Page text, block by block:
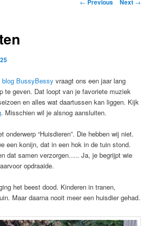
← Previous Next →
blog BussyBessy vraagt ons een jaar lang
te geven. Dat loopt van je favoriete muziek
en alles wat daartussen kan liggen. Kijk
. Misschien wil je alsnog aansluiten.
onderwerp “Huisdieren”. Die hebben wij niet.
een konijn, dat in een hok in de tuin stond.
dat samen verzorgen….. Ja, je begrijpt wie
opdraaide.
het beest dood. Kinderen in tranen,
Maar daarna nooit meer een huisdier gehad.